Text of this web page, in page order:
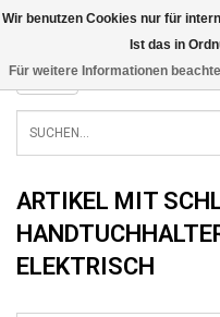
MENU
ARTIKEL MIT
ELEKTRISCH
Wir benutzen Cookies nur für
Ist das in
Für weitere Informationen